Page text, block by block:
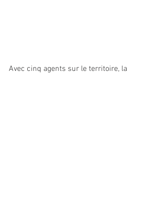
Avec cinq agents sur le territoire, la